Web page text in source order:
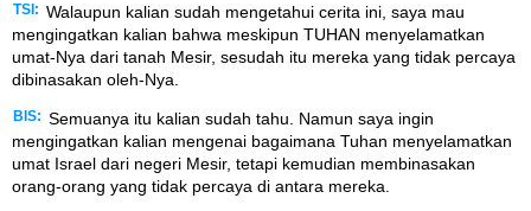
TSI: Walaupun kalian sudah mengetahui cerita ini, saya mau
mengingatkan kalian bahwa meskipun TUHAN menyelamatkan
umat-Nya dari tanah Mesir, sesudah itu mereka yang tidak percaya
dibinasakan oleh-Nya.
BIS: Semuanya itu kalian sudah tahu. Namun saya ingin
mengingatkan kalian mengenai bagaimana Tuhan menyelamatkan
umat Israel dari negeri Mesir, tetapi kemudian membinasakan
orang-orang yang tidak percaya di antara mereka.